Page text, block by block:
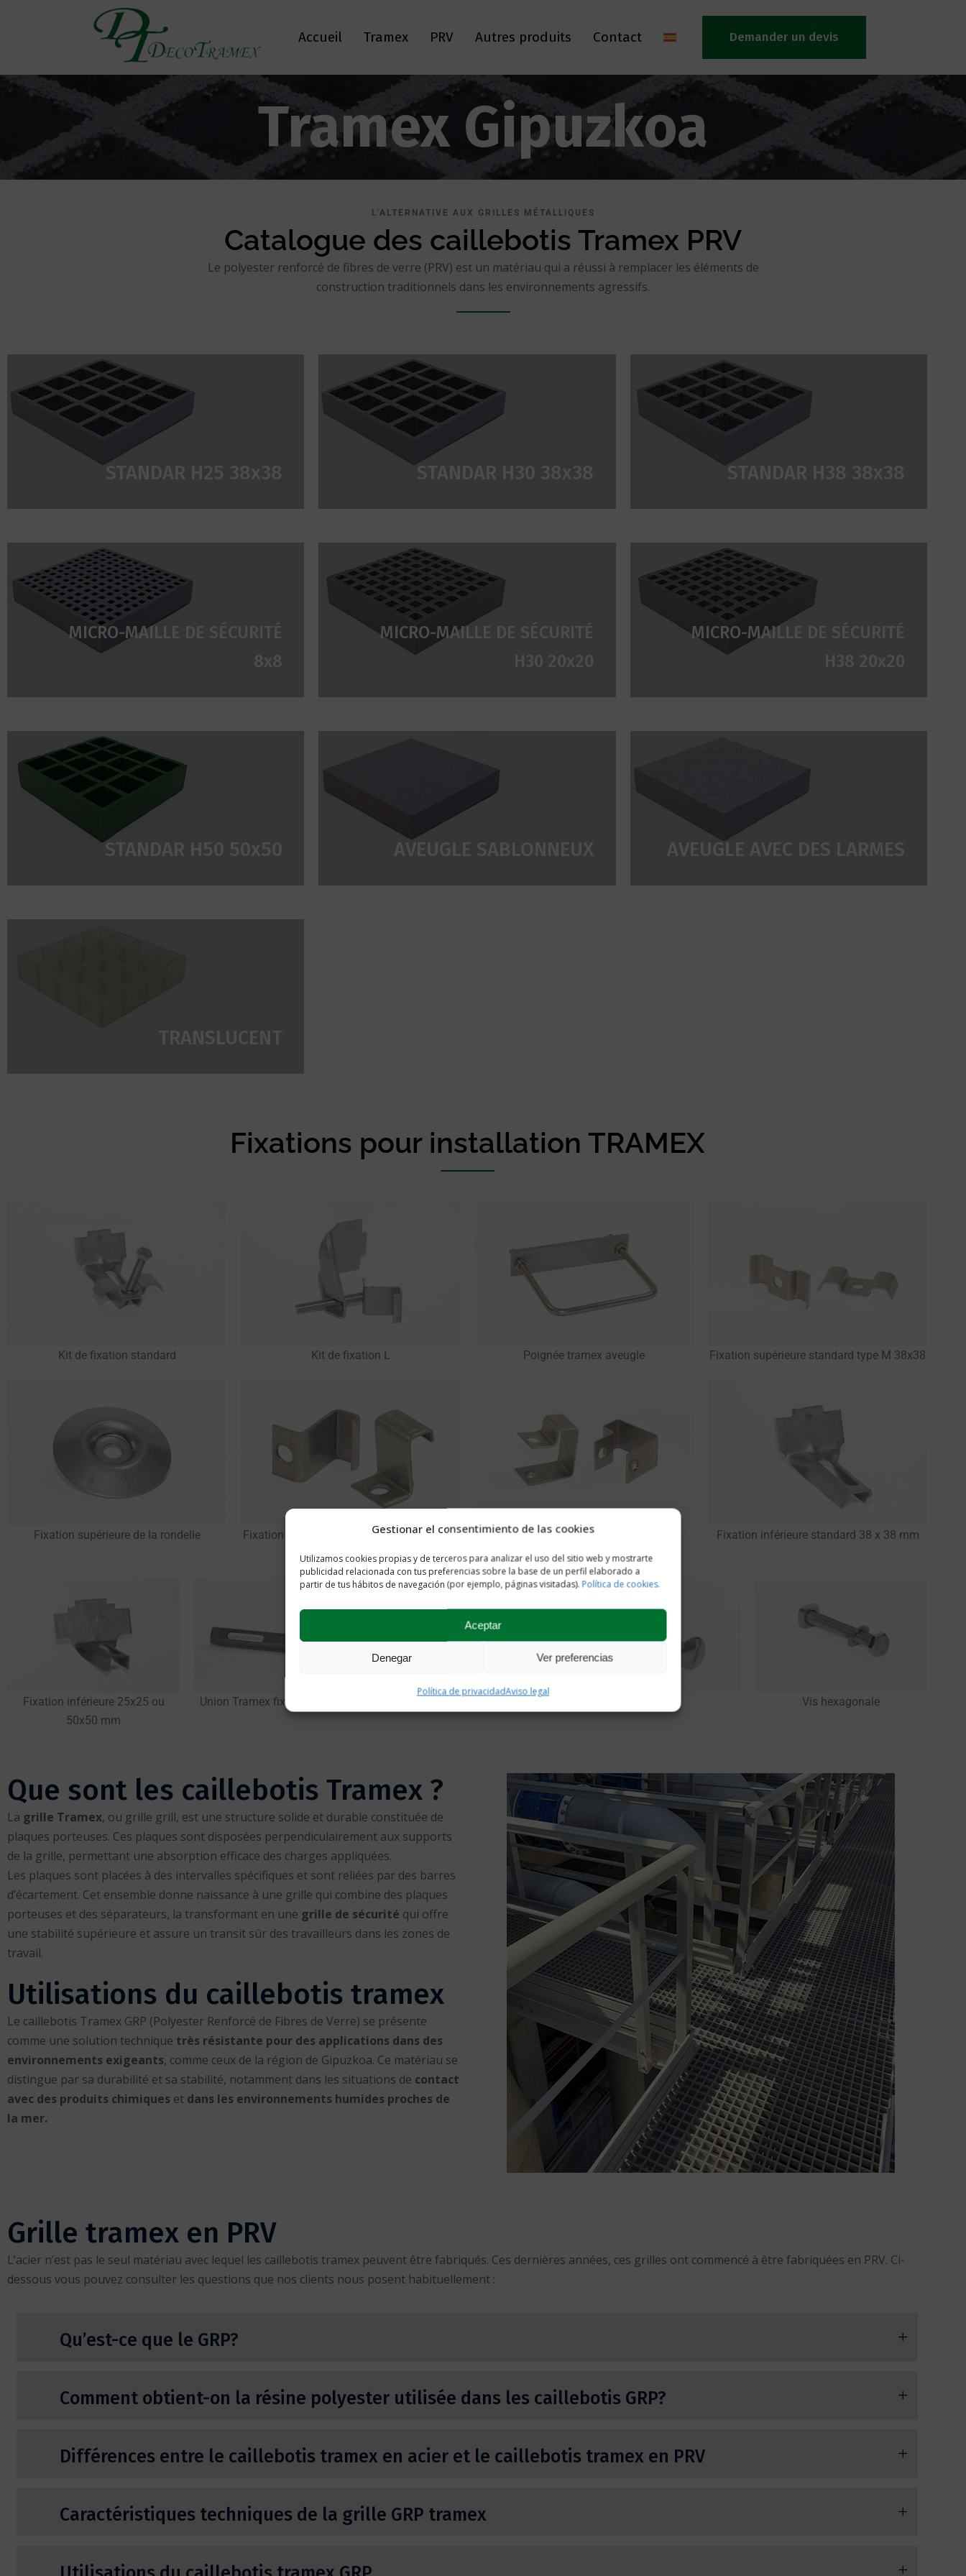
Gestionar el consentimiento de las cookies
Utilizamos cookies propias y de terceros para analizar el uso del sitio web y mostrarte
publicidad relacionada con tus preferencias sobre la base de un perfil elaborado a
partir de tus hábitos de navegación (por ejemplo, páginas visitadas). Política de cookies.
Aceptar
Denegar Ver preferencias
Política de privacidadAviso legal
Demander un devis
Accueil Tramex PRV Autres produits Contact
Tramex Gipuzkoa
L'ALTERNATIVE AUX GRILLES MÉTALLIQUES
Catalogue des caillebotis Tramex PRV
Le polyester renforcé de fibres de verre (PRV) est un matériau qui a réussi à remplacer les éléments de
construction traditionnels dans les environnements agressifs.
STANDAR H25 38x38 STANDAR H30 38x38 STANDAR H38 38x38
MICRO-MAILLE DE SÉCURITÉ
MICRO-MAILLE DE SÉCURITÉ
MICRO-MAILLE DE SÉCURITÉ
STANDAR H50 50x50 AVEUGLE SABLONNEUX AVEUGLE AVEC DES LARMES
Fixations pour installation TRAMEX
Kit de fixation standard Kit de fixation L Poignée tramex aveugle Fixation supérieure standard type M 38x38
Fixation supérieure de la rondelle
Fixation type L 38x38 mm pour hauteur 30
mm ou 38 mm
Fixation de type C Fixation inférieure standard 38 x 38 mm
Fixation inférieure 25x25 ou
50x50 mm
Union Tramex fixation inférieure Vis étoile Vis hexagonale
Que sont les caillebotis Tramex ?
La grille Tramex, ou grille grill, est une structure solide et durable constituée de
plaques porteuses. Ces plaques sont disposées perpendiculairement aux supports
de la grille, permettant une absorption efficace des charges appliquées.
Les plaques sont placées à des intervalles spécifiques et sont reliées par des barres
d’écartement. Cet ensemble donne naissance à une grille qui combine des plaques
porteuses et des séparateurs, la transformant en une grille de sécurité qui offre
une stabilité supérieure et assure un transit sûr des travailleurs dans les zones de
travail.
Utilisations du caillebotis tramex
Le caillebotis Tramex GRP (Polyester Renforcé de Fibres de Verre) se présente
comme une solution technique très résistante pour des applications dans des
environnements exigeants, comme ceux de la région de Gipuzkoa. Ce matériau se
distingue par sa durabilité et sa stabilité, notamment dans les situations de contact
avec des produits chimiques et dans les environnements humides proches de
la mer.
Grille tramex en PRV
L’acier n’est pas le seul matériau avec lequel les caillebotis tramex peuvent être fabriqués. Ces dernières années, ces grilles ont commencé à être fabriquées en PRV. Ci-
dessous vous pouvez consulter les questions que nos clients nous posent habituellement :
Qu’est-ce que le GRP?
Comment obtient-on la résine polyester utilisée dans les caillebotis GRP?
Différences entre le caillebotis tramex en acier et le caillebotis tramex en PRV
Caractéristiques techniques de la grille GRP tramex